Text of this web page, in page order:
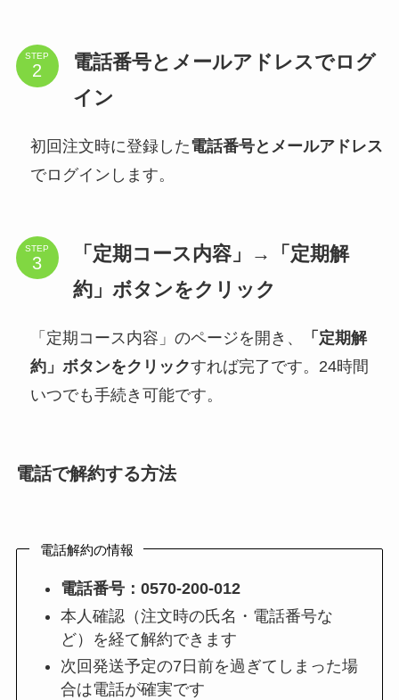
STEP
電話番号とメールアドレスでログ
イン
初回注文時に登録した電話番号とメールアドレス
でログインします。
STEP
「定期コース内容」→「定期解
約」ボタンをクリック
「定期コース内容」のページを開き、
「定期解
約」ボタンをクリックすれば完了です。24時間
いつでも手続き可能です。
電話で解約する方法
電話解約の情報
電話番号：0570-200-012
本人確認（注文時の氏名・電話番号な
ど）を経て解約できます
次回発送予定の7日前を過ぎてしまった場
合は電話が確実です